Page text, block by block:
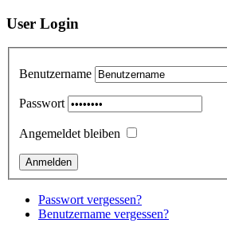
User Login
Benutzername
Passwort
Angemeldet bleiben
Passwort vergessen?
Benutzername vergessen?